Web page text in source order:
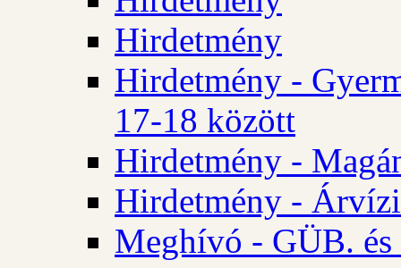
Hirdetmény
Hirdetmény -
17-18 között
Hirdetmény -
Hirdetmény -
Meghívó - GÜB.